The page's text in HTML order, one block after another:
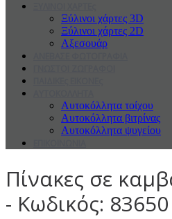
Ξύλινοι χάρτες 3D
Ξύλινοι χάρτες 2D
Αξεσουάρ
Αυτοκόλλητα τοίχου
Αυτοκόλλητα βιτρίνας
Αυτοκόλλητα ψυγείου
Πίνακες σε
- Κωδικός: 83650